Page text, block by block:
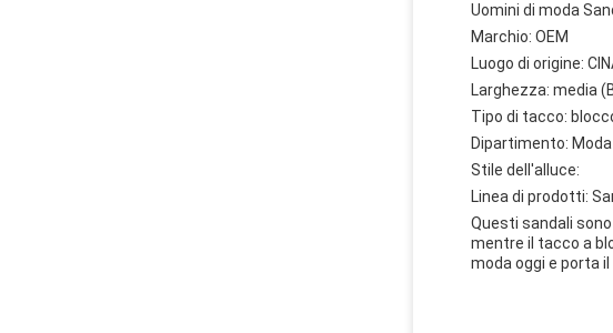
Uomini di moda
Marchio: OEM
Luogo di origine:
Larghezza: media
Tipo di tacco:
Dipartimento: Moda
Stile dell'alluce:
Linea di prodotti:
Questi sandali
mentre il tacco a
moda oggi e porta